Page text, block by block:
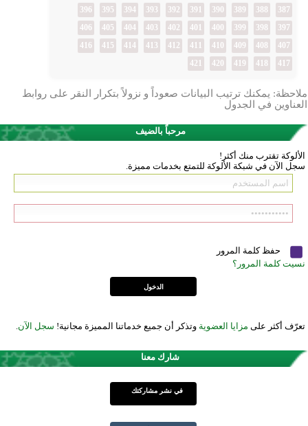
387
388
389
390
391
392
393
394
395
396
397
398
399
400
401
402
403
404
405
406
407
408
409
410
411
412
413
414
415
416
417
418
419
420
421
ملاحظة: يمكنك ترتيب البيانات صعوداً و نزولاً بتكرار النقر على روابط
العناوين في الجدول
مرحباً بالضيف
الألوكة تقترب منك أكثر!
سجل الآن في شبكة الألوكة للتمتع بخدمات مميزة.
حفظ كلمة المرور
نسيت كلمة المرور؟
تعرّف أكثر على مزايا العضوية وتذكر أن جميع خدماتنا المميزة مجانية! سجل الآن.
شارك معنا
في نشر مشاركتك